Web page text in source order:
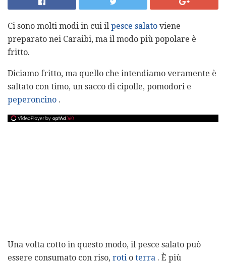
Ci sono molti modi in cui il pesce salato viene
preparato nei Caraibi, ma il modo più popolare è
fritto.
Diciamo fritto, ma quello che intendiamo veramente è
saltato con timo, un sacco di cipolle, pomodori e
peperoncino .
Una volta cotto in questo modo, il pesce salato può
essere consumato con riso, roti o terra . È più